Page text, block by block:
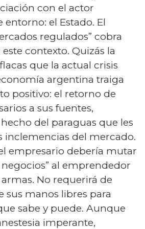
con el actor
el Estado. El
regulados” cobra
contexto. Quizás la
que la actual crisis
argentina traiga
positivo: el retorno de
a sus fuentes,
del paraguas que les
inclemencias del mercado.
empresario debería mutar
al emprendedor
No requerirá de
sus manos libres para
sabe y puede. Aunque
imperante,